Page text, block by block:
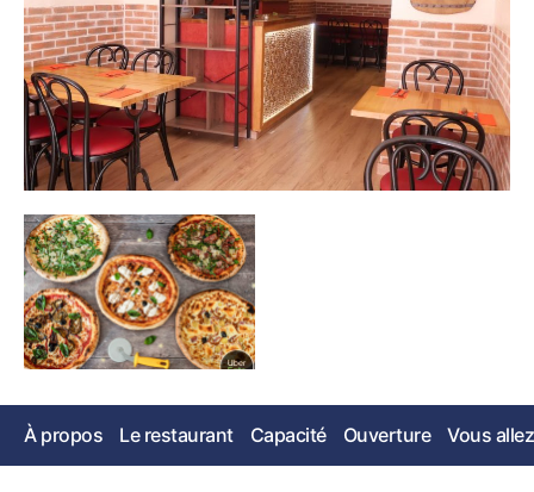
À propos Le restaurant Capacité Ouverture Vous